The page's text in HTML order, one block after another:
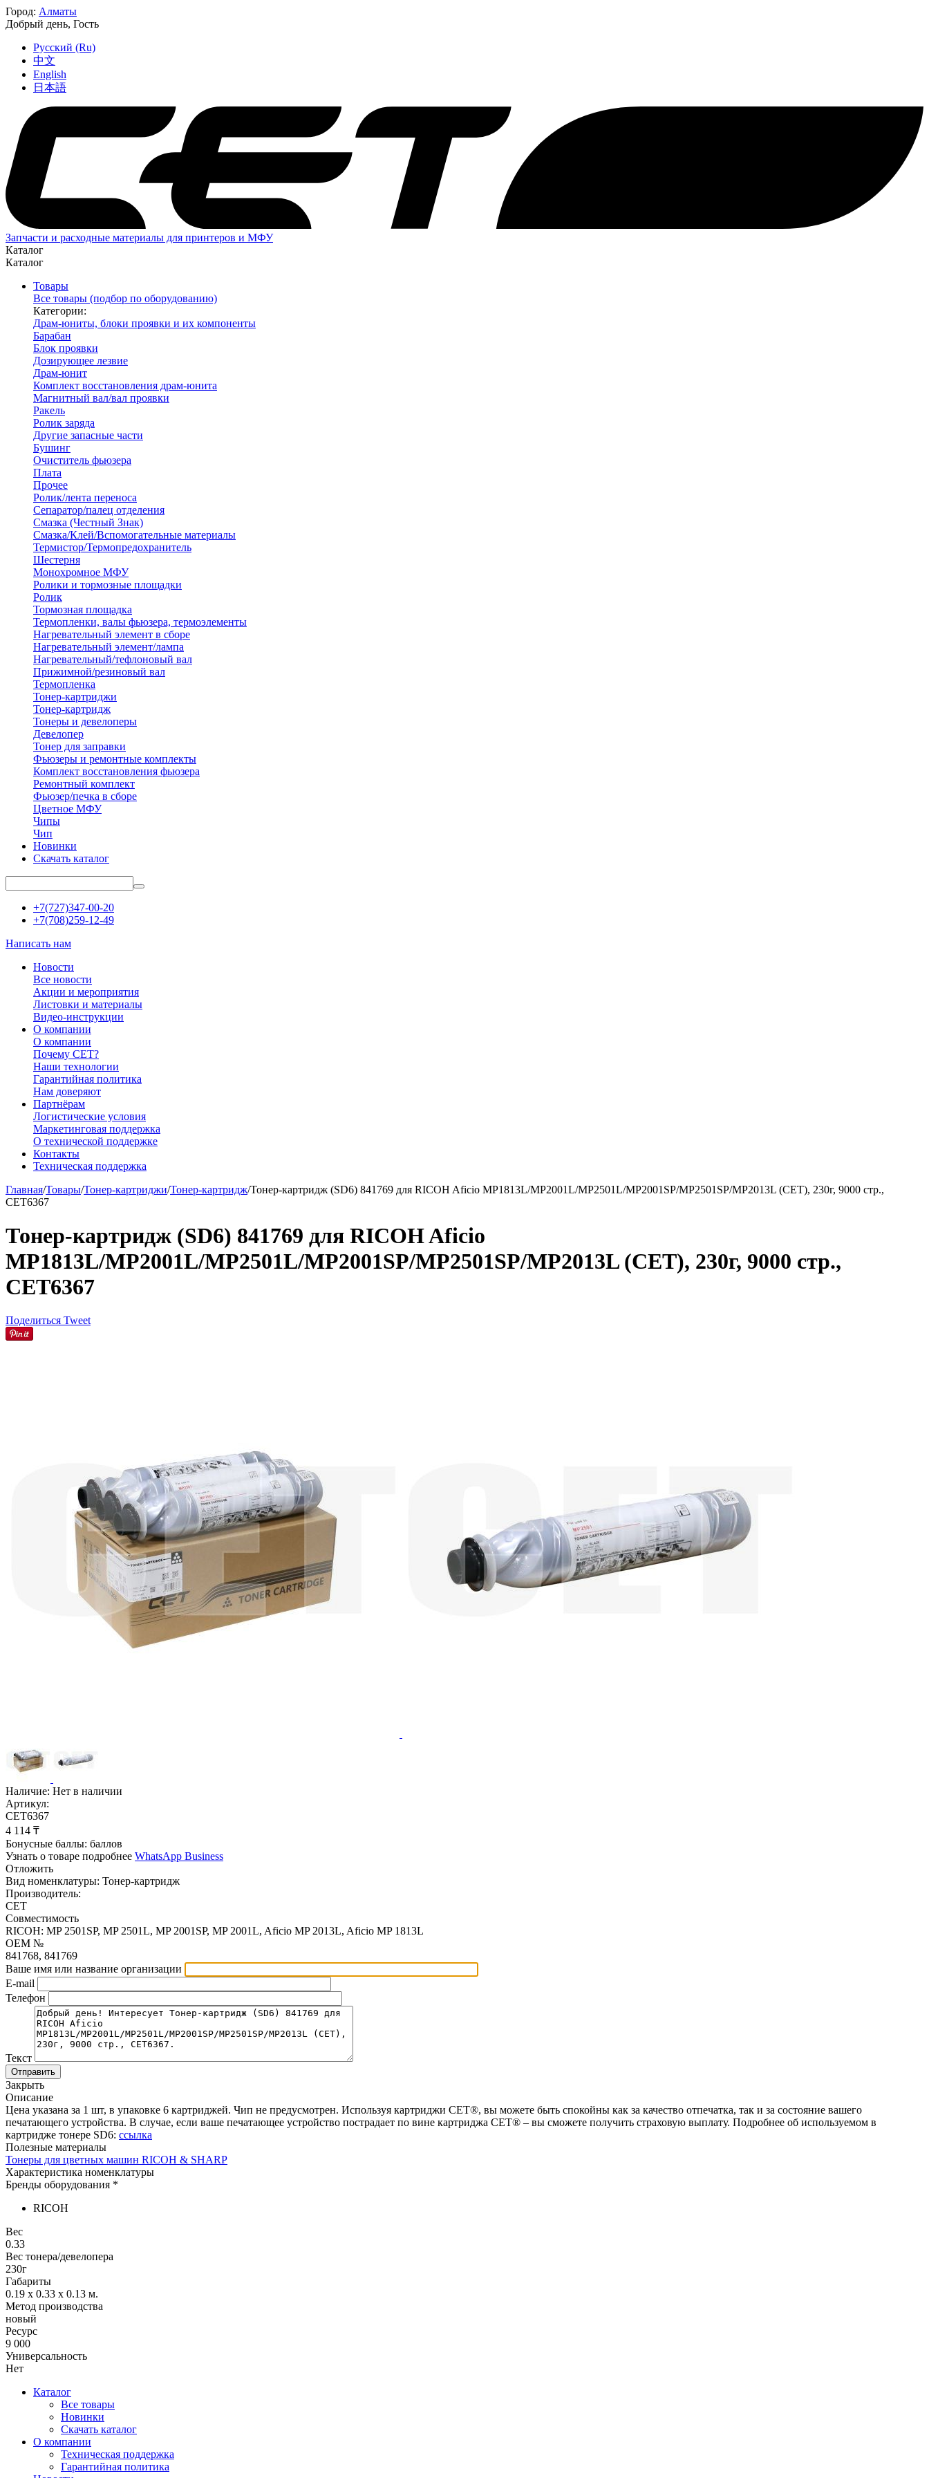
Город: Алматы
Добрый день, Гость
Русский (Ru)
中文
English
日本語
Запчасти и расходные материалы для принтеров и МФУ
Каталог
Каталог
Товары
Все товары (подбор по оборудованию)
Категории:
Драм-юниты, блоки проявки и их компоненты
Барабан
Блок проявки
Дозирующее лезвие
Драм-юнит
Комплект восстановления драм-юнита
Магнитный вал/вал проявки
Ракель
Ролик заряда
Другие запасные части
Бушинг
Очиститель фьюзера
Плата
Прочее
Ролик/лента переноса
Сепаратор/палец отделения
Смазка (Честный Знак)
Смазка/Клей/Вспомогательные материалы
Термистор/Термопредохранитель
Шестерня
Монохромное МФУ
Ролики и тормозные площадки
Ролик
Тормозная площадка
Термопленки, валы фьюзера, термоэлементы
Нагревательный элемент в сборе
Нагревательный элемент/лампа
Нагревательный/тефлоновый вал
Прижимной/резиновый вал
Термопленка
Тонер-картриджи
Тонер-картридж
Тонеры и девелоперы
Девелопер
Тонер для заправки
Фьюзеры и ремонтные комплекты
Комплект восстановления фьюзера
Ремонтный комплект
Фьюзер/печка в сборе
Цветное МФУ
Чипы
Чип
Новинки
Скачать каталог
+7(727)347-00-20
+7(708)259-12-49
Написать нам
Новости
Все новости
Акции и мероприятия
Листовки и материалы
Видео-инструкции
О компании
О компании
Почему CET?
Наши технологии
Гарантийная политика
Нам доверяют
Партнёрам
Логистические условия
Маркетинговая поддержка
О технической поддержке
Контакты
Техническая поддержка
Главная/Товары/Тонер-картриджи/Тонер-картридж/Тонер-картридж (SD6) 841769 для RICOH Aficio MP1813L/MP2001L/MP2501L/MP2001SP/MP2501SP/MP2013L (CET), 230г, 9000 стр.,
CET6367
Тонер-картридж (SD6) 841769 для RICOH Aficio
MP1813L/MP2001L/MP2501L/MP2001SP/MP2501SP/MP2013L (CET), 230г, 9000 стр.,
CET6367
Поделиться Tweet
Наличие: Нет в наличии
Артикул:
CET6367
4 114 ₸
Бонусные баллы: баллов
Узнать о товаре подробнее WhatsApp Business
Отложить
Вид номенклатуры: Тонер-картридж
Производитель:
CET
Совместимость
RICOH: MP 2501SP, MP 2501L, MP 2001SP, MP 2001L, Aficio MP 2013L, Aficio MP 1813L
OEM №
841768, 841769
Ваше имя или название организации
E-mail
Телефон
Текст
Отправить
Закрыть
Описание
Цена указана за 1 шт, в упаковке 6 картриджей. Чип не предусмотрен. Используя картриджи СЕТ®, вы можете быть спокойны как за качество отпечатка, так и за состояние вашего
печатающего устройства. В случае, если ваше печатающее устройство пострадает по вине картриджа СЕТ® – вы сможете получить страховую выплату. Подробнее об используемом в
картридже тонере SD6: ссылка
Полезные материалы
Тонеры для цветных машин RICOH & SHARP
Характеристика номенклатуры
Бренды оборудования *
RICOH
Вес
0.33
Вес тонера/девелопера
230г
Габариты
0.19 x 0.33 x 0.13 м.
Метод производства
новый
Ресурс
9 000
Универсальность
Нет
Каталог
Все товары
Новинки
Скачать каталог
О компании
Техническая поддержка
Гарантийная политика